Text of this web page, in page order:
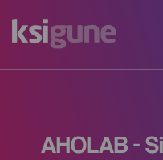
AHOLAB -